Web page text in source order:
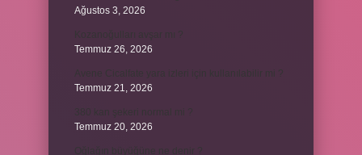
Ağustos 3, 2026
Temmuz 26, 2026
Avene Cicalfate yara izleri için kullanılabilir mi ?
Temmuz 21, 2026
Temmuz 20, 2026